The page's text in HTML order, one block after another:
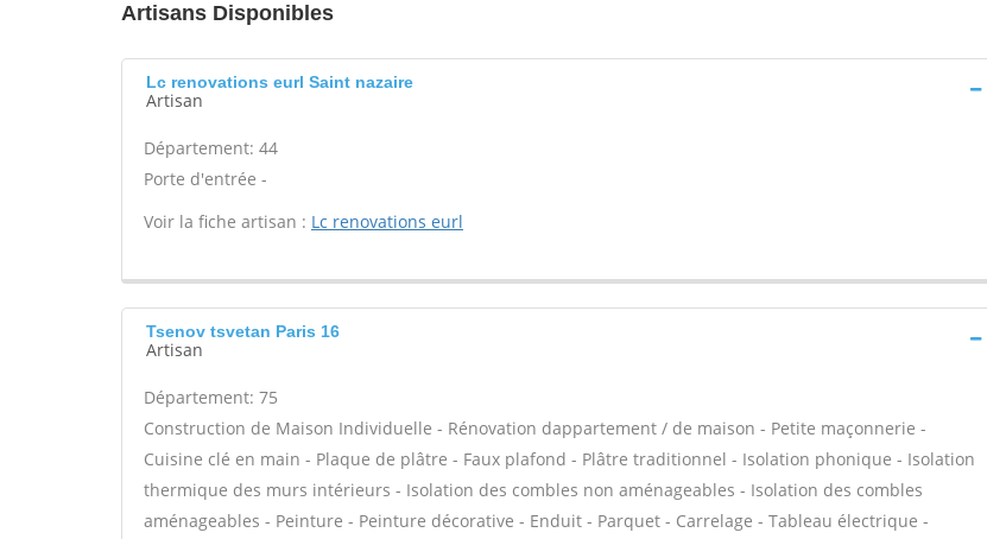
Artisans Disponibles
Lc renovations eurl Saint nazaire
Artisan
Département: 44
Porte d'entrée -
Voir la fiche artisan : Lc renovations eurl
Tsenov tsvetan Paris 16
Artisan
Département: 75
Construction de Maison Individuelle - Rénovation dappartement / de maison - Petite maçonnerie -
Cuisine clé en main - Plaque de plâtre - Faux plafond - Plâtre traditionnel - Isolation phonique - Isolation
thermique des murs intérieurs - Isolation des combles non aménageables - Isolation des combles
aménageables - Peinture - Peinture décorative - Enduit - Parquet - Carrelage - Tableau électrique -